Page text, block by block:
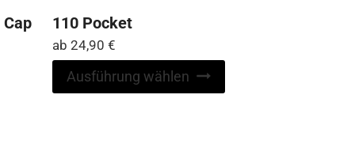
110 Pocket
ab24,90€
Ausführung wählen
Produkt